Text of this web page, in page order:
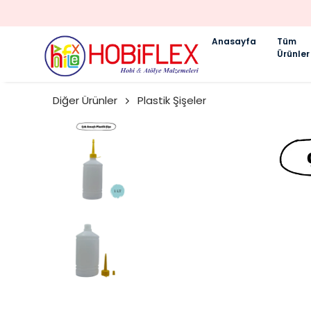
Anasayfa
Tüm
Ürünler
Diğer Ürünler Plastik Şişeler